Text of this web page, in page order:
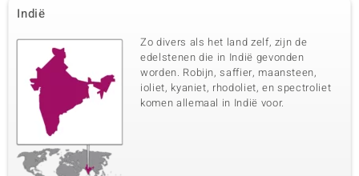
Amethist
Karaatgewicht som
0,072 ct
Slijpvorm
Rond geslepen
Zetting
Prong
Herkomst
Brazilië
Indië
Zo divers als het land zelf, zijn de
edelstenen die in Indië gevonden
worden. Robijn, saffier, maansteen,
ioliet, kyaniet, rhodoliet, en spectroliet
komen allemaal in Indië voor.